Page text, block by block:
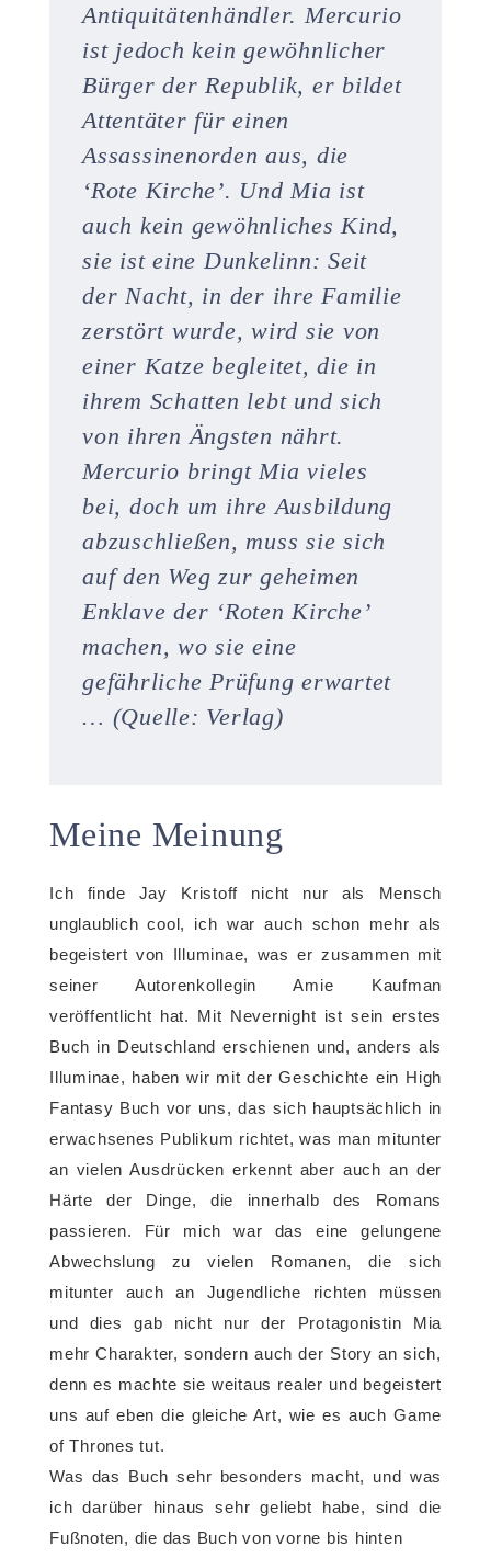
Antiquitätenhändler. Mercurio
ist jedoch kein gewöhnlicher
Bürger der Republik, er bildet
Attentäter für einen
Assassinenorden aus, die
‘Rote Kirche’. Und Mia ist
auch kein gewöhnliches Kind,
sie ist eine Dunkelinn: Seit
der Nacht, in der ihre Familie
zerstört wurde, wird sie von
einer Katze begleitet, die in
ihrem Schatten lebt und sich
von ihren Ängsten nährt.
Mercurio bringt Mia vieles
bei, doch um ihre Ausbildung
abzuschließen, muss sie sich
auf den Weg zur geheimen
Enklave der ‘Roten Kirche’
machen, wo sie eine
gefährliche Prüfung erwartet
… (Quelle: Verlag)
Meine Meinung
Ich finde Jay Kristoff nicht nur als Mensch
unglaublich cool, ich war auch schon mehr als
begeistert von Illuminae, was er zusammen mit
seiner Autorenkollegin Amie Kaufman
veröffentlicht hat. Mit Nevernight ist sein erstes
Buch in Deutschland erschienen und, anders als
Illuminae, haben wir mit der Geschichte ein High
Fantasy Buch vor uns, das sich hauptsächlich in
erwachsenes Publikum richtet, was man mitunter
an vielen Ausdrücken erkennt aber auch an der
Härte der Dinge, die innerhalb des Romans
passieren. Für mich war das eine gelungene
Abwechslung zu vielen Romanen, die sich
mitunter auch an Jugendliche richten müssen
und dies gab nicht nur der Protagonistin Mia
mehr Charakter, sondern auch der Story an sich,
denn es machte sie weitaus realer und begeistert
uns auf eben die gleiche Art, wie es auch Game
of Thrones tut.
Was das Buch sehr besonders macht, und was
ich darüber hinaus sehr geliebt habe, sind die
Fußnoten, die das Buch von vorne bis hinten